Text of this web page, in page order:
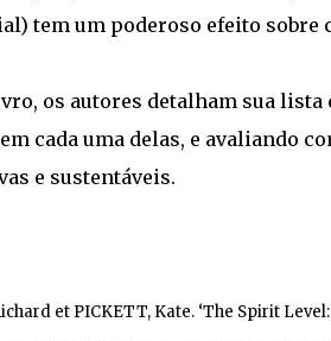
tem um poderoso efeito
os autores detalham sua
cada uma delas, e avaliando
e sustentáveis.
et PICKETT, Kate. ‘The Spirit